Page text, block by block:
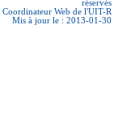
réservés
Coordinateur Web de l'UIT-R
Mis à jour le : 2013-01-30